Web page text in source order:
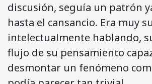
discusión, seguía un patrón
hasta el cansancio. Era muy
intelectualmente hablando,
flujo de su pensamiento
desmontar un fenómeno